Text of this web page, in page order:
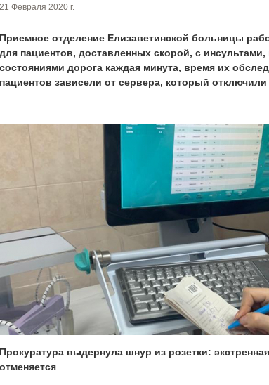
21 Февраля 2020 г.
Приемное отделение Елизаветинской больницы
для пациентов, доставленных скорой, с
состояниями дорога каждая минута, время их
пациентов зависели от сервера, который
Прокуратура выдернула шнур из розетки:
отменяется